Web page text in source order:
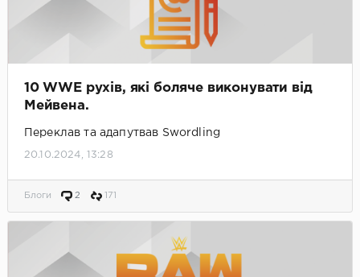
10 WWE рухів, які боляче виконувати від
Мейвена.
Переклав та адапутвав Swordling
20.10.2024, 13:28
Блоги 2 171